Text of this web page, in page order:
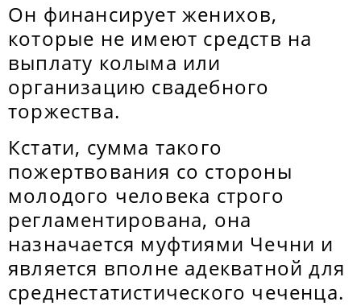
Он финансирует женихов,
которые не имеют средств на
выплату колыма или
организацию свадебного
торжества.
Кстати, сумма такого
пожертвования со стороны
молодого человека строго
регламентирована, она
назначается муфтиями Чечни и
является вполне адекватной для
среднестатистического чеченца.